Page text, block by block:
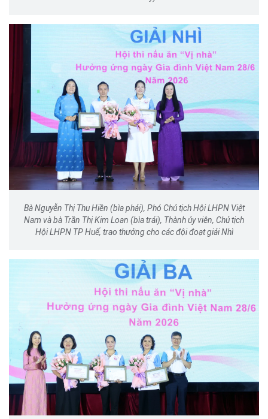
Bà Nguyễn Thị Thu Hiền (bìa phải), Phó Chủ tịch Hội LHPN Việt
Nam và bà Trần Thị Kim Loan (bìa trái), Thành ủy viên, Chủ tịch
Hội LHPN TP Huế, trao thưởng cho các đội đoạt giải Nhì